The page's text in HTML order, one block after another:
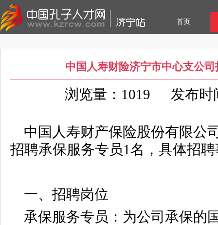
首页
中国人寿财险济宁市中心支公
浏览量：1019 发布时
中国人寿财产保险股份有限公
招聘承保服务专员1名，具体招
一、招聘岗位
承保服务专员：为公司承保的